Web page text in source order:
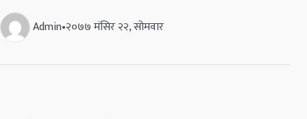
Admin•२०७७ मंसिर २२, सोमवार